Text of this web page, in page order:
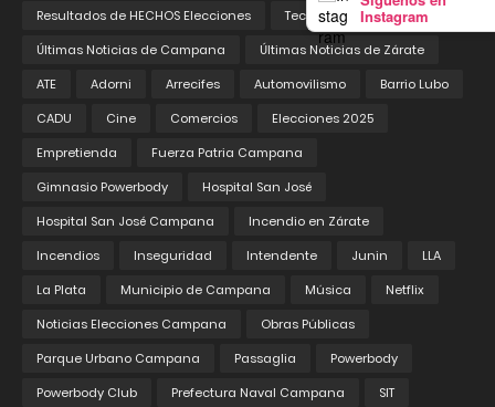
Instagram
Resultados de HECHOS Elecciones Tecnología
Tiempo
Últimas Noticias de Campana
Últimas Noticias de Zárate
ATE
Adorni Arrecifes Automovilismo
Barrio Lubo
CADU
Cine Comercios
Elecciones 2025
Empretienda
Fuerza Patria Campana
Gimnasio Powerbody
Hospital San José
Hospital San José Campana
Incendio en Zárate
Incendios
Inseguridad Intendente Junin
LLA
La Plata
Municipio de Campana Música
Netflix
Noticias Elecciones Campana
Obras Públicas
Parque Urbano Campana
Passaglia
Powerbody
Powerbody Club
Prefectura Naval Campana
SIT